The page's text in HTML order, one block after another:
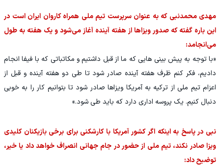
مهدی محمدنبی که به عنوان سرپرست تیم ملی همراه کاروان ایران است در
این باره گفته که صدور ویزاها از هفته آینده آغاز می‌شود و یک هفته به طول
می‌انجامد:
«با توجه به پیش بینی هایی که ما از قبل داشتیم و مکاتباتی که با فیفا انجام
دادیم، فکر کنم ظرف هفته آینده صادر شود تا طی دو هفته آینده و قبل از
اعزام تیم ملی از ترکیه به آمریکا ویزاها صادر شود تا بتوانیم کار را به خوبی
دنبال کنیم. یک پروسه اداری دارد که باید طی شود.»
نبی در پاسخ به اینکه اگر کشور آمریکا با کارشکنی برای برخی بازیکنان کلیدی
ویزا صادر نکند، تیم ملی از حضور در جام جهانی انصراف خواهد داد یا خیر،
توضیح داد: